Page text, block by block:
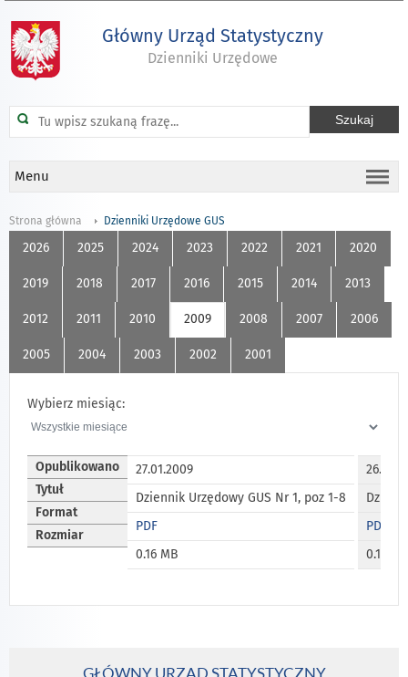
Główny Urząd Statystyczny
Dzienniki Urzędowe
Menu
Strona główna Dzienniki Urzędowe GUS
2026 2025 2024 2023 2022 2021 2020
2019 2018 2017 2016 2015 2014 2013
2012 2011 2010 2009 2008 2007 2006
2005 2004 2003 2002 2001
Wybierz miesiąc:
Opublikowano
Tytuł
Format
Rozmiar
27.01.2009
Dziennik Urzędowy GUS Nr 1, poz 1-8
PDF
0.16 MB
PDF
0.17 MB
GŁÓWNY URZĄD STATYSTYCZNY